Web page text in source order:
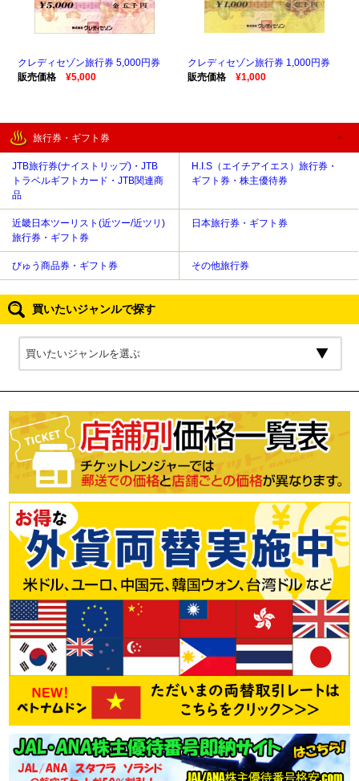
クレディセゾン旅行券 5,000円券
販売価格
¥5,000
クレディセゾン旅行券 1,000円券
販売価格
¥1,000
旅行券・ギフト券
JTB旅行券(ナイストリップ)・JTB
トラベルギフトカード・JTB関連商
品
H.I.S（エイチアイエス）旅行券・
ギフト券・株主優待券
近畿日本ツーリスト(近ツー/近ツリ)
旅行券・ギフト券
日本旅行券・ギフト券
びゅう商品券・ギフト券 その他旅行券
買いたいジャンルで探す